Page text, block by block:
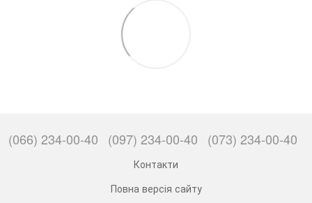
(066) 234-00-40 (097) 234-00-40 (073) 234-00-40
Контакти
Повна версія сайту